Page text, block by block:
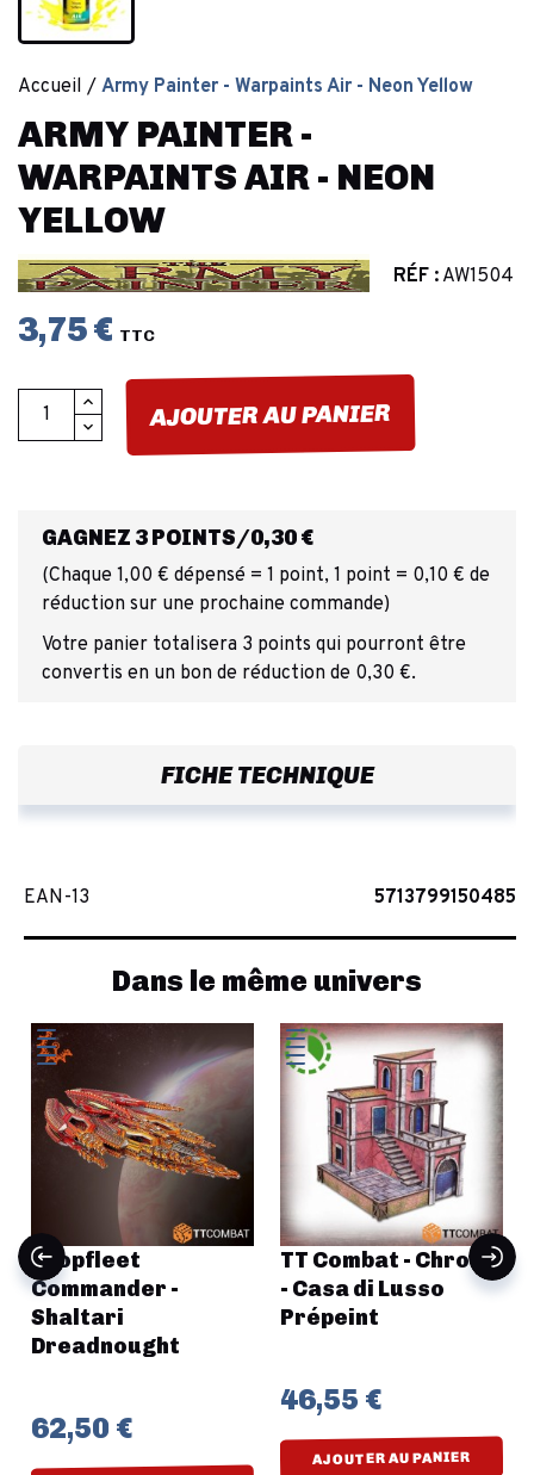
Accueil Army Painter - Warpaints Air - Neon Yellow
ARMY PAINTER -
WARPAINTS AIR - NEON
YELLOW
RÉF : AW1504
3,75 € TTC
AJOUTER AU PANIER
GAGNEZ 3 POINTS/0,30 €
(Chaque 1,00 € dépensé = 1 point, 1 point = 0,10 € de
réduction sur une prochaine commande)
Votre panier totalisera 3 points qui pourront être
convertis en un bon de réduction de 0,30 €.
FICHE TECHNIQUE
EAN-13 5713799150485
Dans le même univers
Dropfleet
Commander -
Shaltari
Dreadnought
62,50 €
TT Combat - Chroma
- Casa di Lusso
Prépeint
46,55 €
AJOUTER AU PANIER